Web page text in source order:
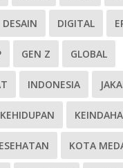
DESAIN DIGITAL
GEN Z GLOBAL
INDONESIA
KEHIDUPAN
KOTA